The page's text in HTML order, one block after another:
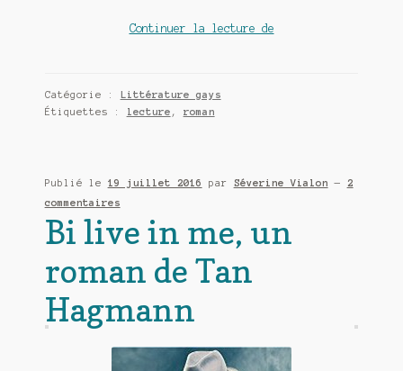
Continuer la lecture deLa
Catégorie : Littérature gays
Étiquettes :
lecture , roman
Publié le 19 juillet 2016 par Séverine Vialon —
2
commentaires
Bi live in me, un
roman de Tan
Hagmann